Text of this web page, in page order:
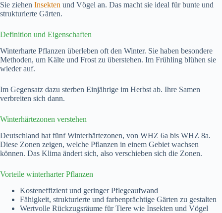
Sie ziehen Insekten und Vögel an. Das macht sie ideal für bunte und
strukturierte Gärten.
Definition und Eigenschaften
Winterharte Pflanzen überleben oft den Winter. Sie haben besondere
Methoden, um Kälte und Frost zu überstehen. Im Frühling blühen sie
wieder auf.
Im Gegensatz dazu sterben Einjährige im Herbst ab. Ihre Samen
verbreiten sich dann.
Winterhärtezonen verstehen
Deutschland hat fünf Winterhärtezonen, von WHZ 6a bis WHZ 8a.
Diese Zonen zeigen, welche Pflanzen in einem Gebiet wachsen
können. Das Klima ändert sich, also verschieben sich die Zonen.
Vorteile winterharter Pflanzen
Kosteneffizient und geringer Pflegeaufwand
Fähigkeit, strukturierte und farbenprächtige Gärten zu gestalten
Wertvolle Rückzugsräume für Tiere wie Insekten und Vögel